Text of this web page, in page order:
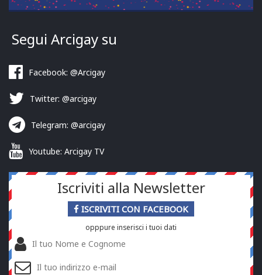
Segui Arcigay su
Facebook: @Arcigay
Twitter: @arcigay
Telegram: @arcigay
Youtube: Arcigay TV
Iscriviti alla Newsletter
ISCRIVITI CON FACEBOOK
opppure inserisci i tuoi dati